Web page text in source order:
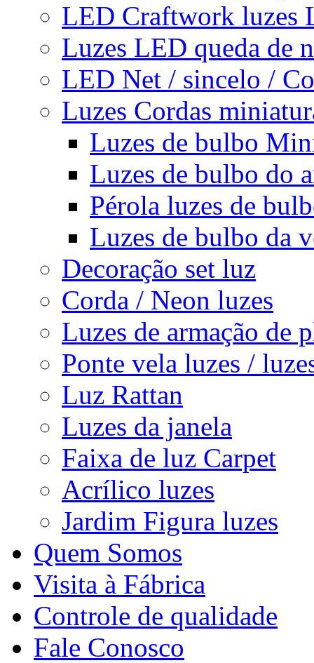
LED Craftwork luzes
Luzes LED queda de
LED Net / sincelo /
Luzes Cordas
Luzes de bulbo
Luzes de bulbo do
Pérola luzes de
Luzes de bulbo da
Decoração set luz
Corda / Neon luzes
Luzes de armação de
Ponte vela luzes /
Luz Rattan
Luzes da janela
Faixa de luz Carpet
Acrílico luzes
Jardim Figura luzes
Quem Somos
Visita à Fábrica
Controle de qualidade
Fale Conosco